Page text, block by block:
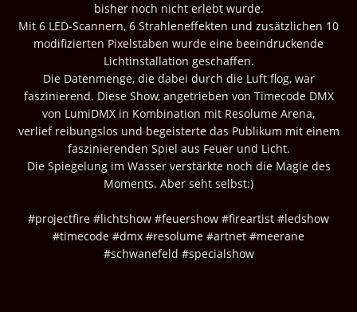
bisher noch nicht erlebt wurde.
Mit 6 LED-Scannern, 6 Strahleneffekten und zusätzlichen 10
modifizierten Pixelstäben wurde eine beeindruckende
Lichtinstallation geschaffen.
Die Datenmenge, die dabei durch die Luft flog, war
faszinierend. Diese Show, angetrieben von Timecode DMX
von LumiDMX in Kombination mit Resolume Arena,
verlief reibungslos und begeisterte das Publikum mit einem
faszinierenden Spiel aus Feuer und Licht.
Die Spiegelung im Wasser verstärkte noch die Magie des
Moments. Aber seht selbst:)
#projectfire #lichtshow #feuershow #fireartist #ledshow
#timecode #dmx #resolume #artnet #meerane
#schwanefeld #specialshow